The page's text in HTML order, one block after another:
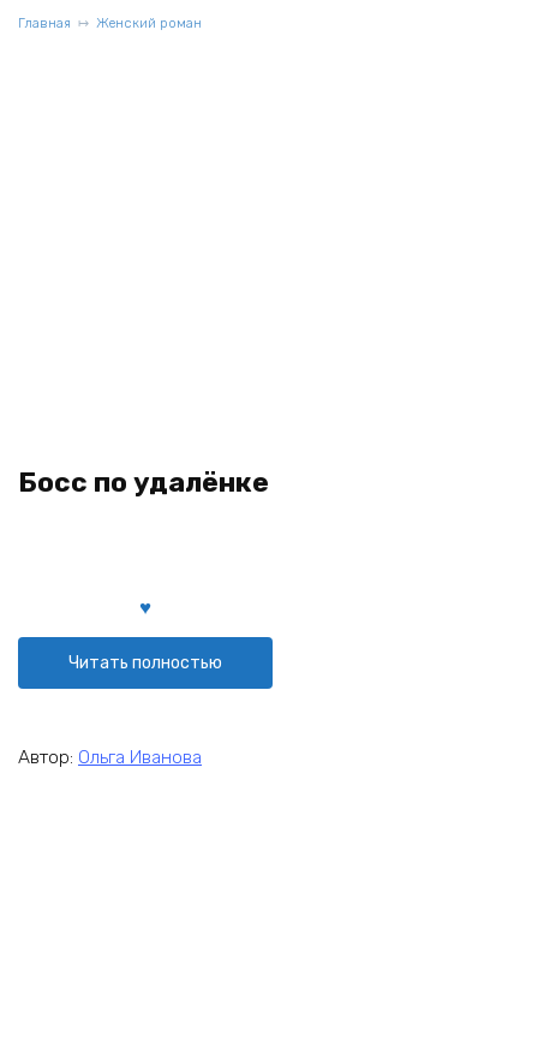
Главная Женский роман
Босс по удалёнке
Читать полностью
Автор: Ольга Иванова